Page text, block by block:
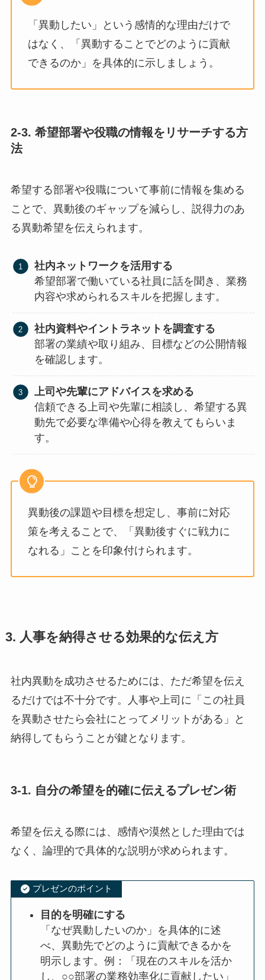
「異動したい」という感情的な理由だけで
はなく、「異動することでどのように貢献
できるのか」を具体的に示しましょう。
2-3. 希望部署や役職の情報をリサーチする方
法
希望する部署や役職について事前に情報を集める
ことで、異動後のギャップを減らし、説得力のあ
る異動希望を伝えられます。
社内ネットワークを活用する
希望部署で働いている社員に話を聞き、業務
内容や求められるスキルを把握します。
社内資料やイントラネットを調査する
部署の業績や取り組み、目標などの公開情報
を確認します。
上司や先輩にアドバイスを求める
信頼できる上司や先輩に相談し、希望する異
動先で必要な準備や心得を教えてもらいま
す。
異動後の課題や目標を想定し、事前に対応
策を考えることで、「異動後すぐに戦力に
なれる」ことを印象付けられます。
3. 人事を納得させる効果的な伝え方
社内異動を成功させるためには、ただ希望を伝え
るだけでは不十分です。人事や上司に「この社員
を異動させたら会社にとってメリットがある」と
納得してもらうことが鍵となります。
3-1. 自分の希望を的確に伝えるプレゼン術
希望を伝える際には、感情や漠然とした理由では
なく、論理的で具体的な説明が求められます。
プレゼンのポイント
目的を明確にする
「なぜ異動したいのか」を具体的に述
べ、異動先でどのように貢献できるかを
明示します。例：「現在のスキルを活か
し、○○部署の業務効率化に貢献したい」